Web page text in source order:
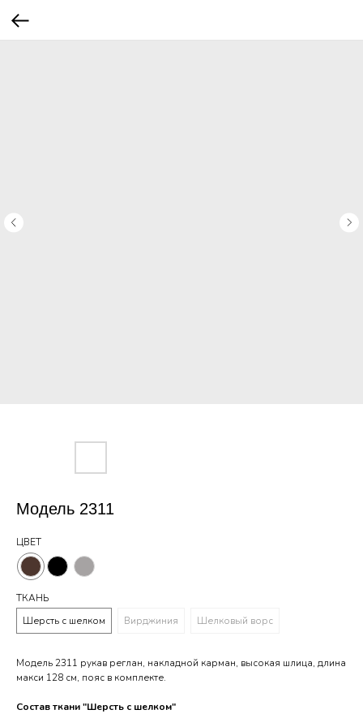
Модель 2311
ЦВЕТ
ТКАНЬ
Шерсть с шелком
Вирджиния Шелковый ворс
Модель 2311 рукав реглан, накладной карман, высокая шлица, длина
макси 128 см, пояс в комплекте.
Состав ткани "Шерсть с шелком"